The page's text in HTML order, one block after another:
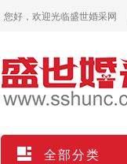
您好，欢迎光临盛世婚采网
全部分类